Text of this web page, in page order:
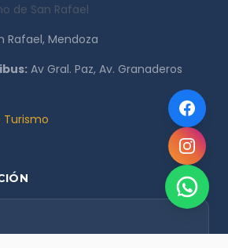
de San Rafael
Rafael, Mendoza
Av Gral. Paz, Av. Granaderos
Turismo